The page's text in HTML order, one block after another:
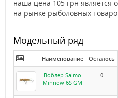
наша цена 105 грн является
на рынке рыболовных
Модельный ряд
Наименование Осталось
Воблер Salmo
Minnow 6S GM
0